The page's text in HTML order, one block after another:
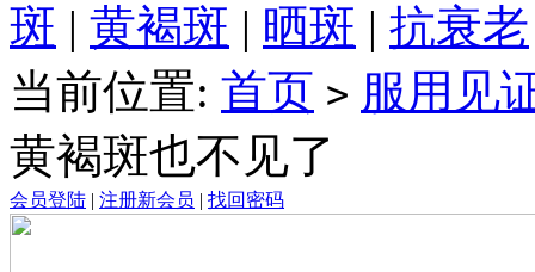
斑 | 黄褐斑 | 晒斑 | 抗衰老
当前位置: 首页 > 服用见
黄褐斑也不见了
会员登陆 | 注册新会员 | 找回密码